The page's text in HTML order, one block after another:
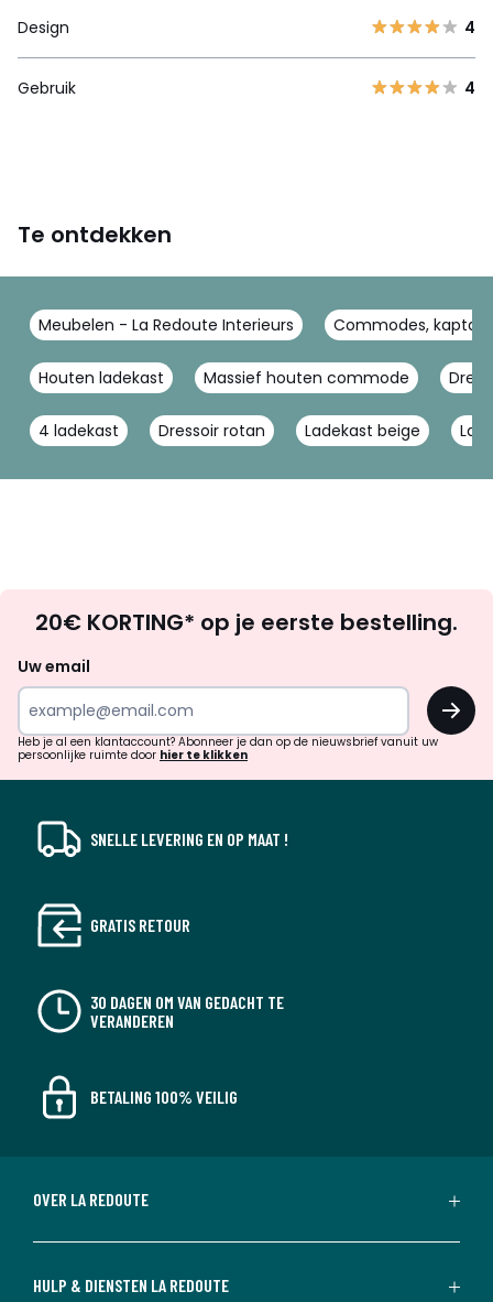
Design 4
Gebruik 4
Te ontdekken
Meubelen - La Redoute Interieurs Commodes,
Houten ladekast Massief houten commode
4 ladekast Dressoir rotan Ladekast beige
zoek
inspiratie
verrassingen?
20€ KORTING* op je eerste bestelling.
Uw email
OK
Heb je al een klantaccount? Abonneer je dan op de nieuwsbrief vanuit uw
persoonlijke ruimte door hier te klikken
SNELLE LEVERING EN OP MAAT !
GRATIS RETOUR
30 DAGEN OM VAN GEDACHT TE
VERANDEREN
BETALING 100% VEILIG
OVER LA REDOUTE
HULP & DIENSTEN LA REDOUTE